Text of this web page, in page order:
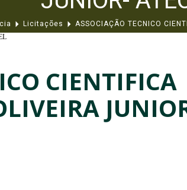
Licitações ASSOCIAÇÃO TECNICO
CIENTIFICA